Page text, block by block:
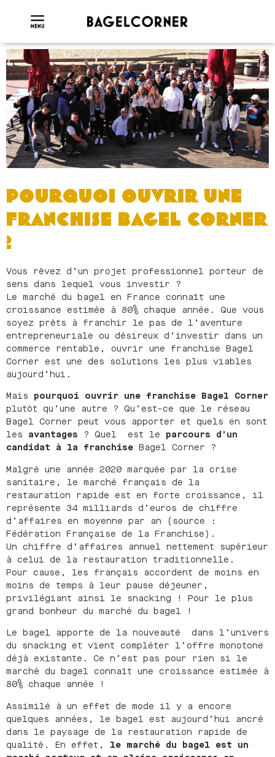
POURQUOI OUVRIR UNE
FRANCHISE BAGEL CORNER
?
Vous rêvez d’un projet professionnel porteur de
sens dans lequel vous investir ?
Le marché du bagel en France connaît une
croissance estimée à 80% chaque année. Que vous
soyez prêts à franchir le pas de l’aventure
entrepreneuriale ou désireux d’investir dans un
commerce rentable, ouvrir une franchise Bagel
Corner est une des solutions les plus viables
aujourd’hui.
Mais pourquoi ouvrir une franchise Bagel Corner
plutôt qu’une autre ? Qu’est-ce que le réseau
Bagel Corner peut vous apporter et quels en sont
les avantages ? Quel est le parcours d’un
candidat à la franchise Bagel Corner ?
Malgré une année 2020 marquée par la crise
sanitaire, le marché français de la
restauration rapide est en forte croissance, il
représente 34 milliards d’euros de chiffre
d’affaires en moyenne par an (source :
Fédération Française de la Franchise).
Un chiffre d’affaires annuel nettement supérieur
à celui de la restauration traditionnelle.
Pour cause, les français accordent de moins en
moins de temps à leur pause déjeuner,
privilégiant ainsi le snacking ! Pour le plus
grand bonheur du marché du bagel !
Le bagel apporte de la nouveauté dans l’univers
du snacking et vient compléter l’offre monotone
déjà existante. Ce n’est pas pour rien si le
marché du bagel connaît une croissance estimée à
80% chaque année !
Assimilé à un effet de mode il y a encore
quelques années, le bagel est aujourd’hui ancré
dans le paysage de la restauration rapide de
qualité. En effet, le marché du bagel est un